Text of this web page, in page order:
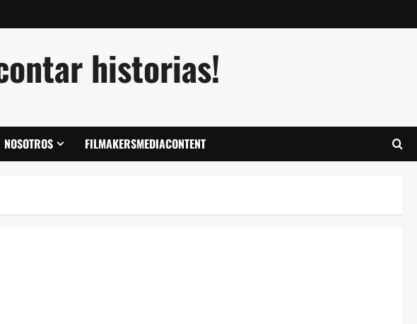
historias!
NOSOTROS FILMAKERSMEDIACONTENT